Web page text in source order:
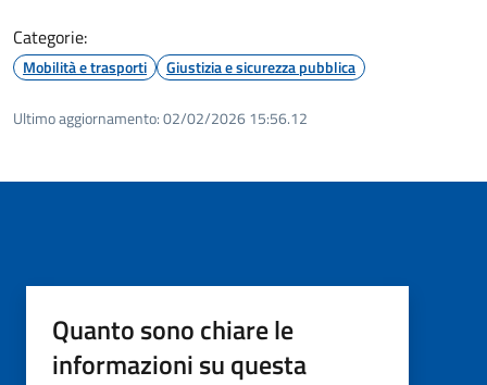
Categorie:
Mobilità e trasporti Giustizia e sicurezza pubblica
Ultimo aggiornamento:02/02/2026 15:56.12
Quanto sono chiare le
informazioni su questa